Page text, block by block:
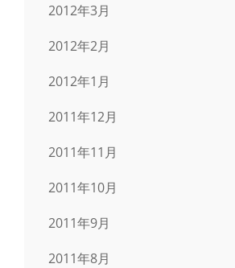
2012年3月
2012年2月
2012年1月
2011年12月
2011年11月
2011年10月
2011年9月
2011年8月